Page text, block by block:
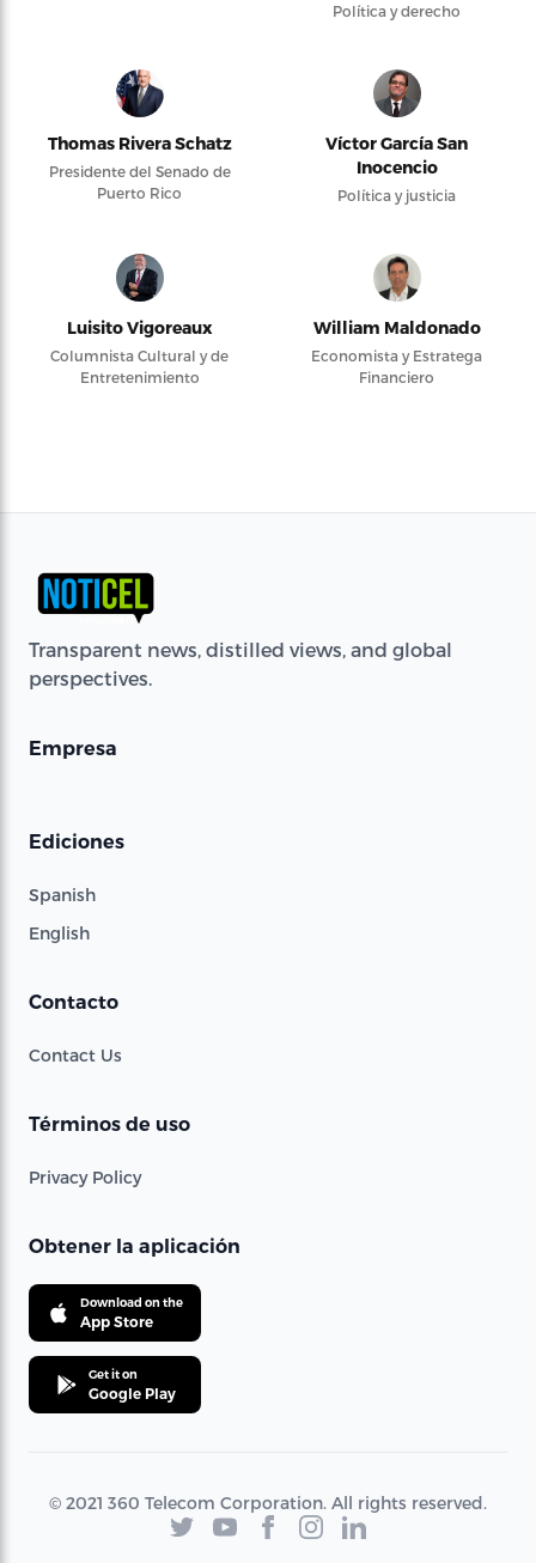
Política y derecho
Thomas Rivera Schatz
Presidente del Senado de
Puerto Rico
Víctor García San
Inocencio
Política y justicia
Luisito Vigoreaux
Columnista Cultural y de
Entretenimiento
William Maldonado
Economista y Estratega
Financiero
Transparent news, distilled views, and global
perspectives.
Empresa
Ediciones
Spanish
English
Contacto
Contact Us
Términos de uso
Privacy Policy
Obtener la aplicación
Download on the
App Store
Get it on
Google Play
© 2021 360 Telecom Corporation. All rights reserved.